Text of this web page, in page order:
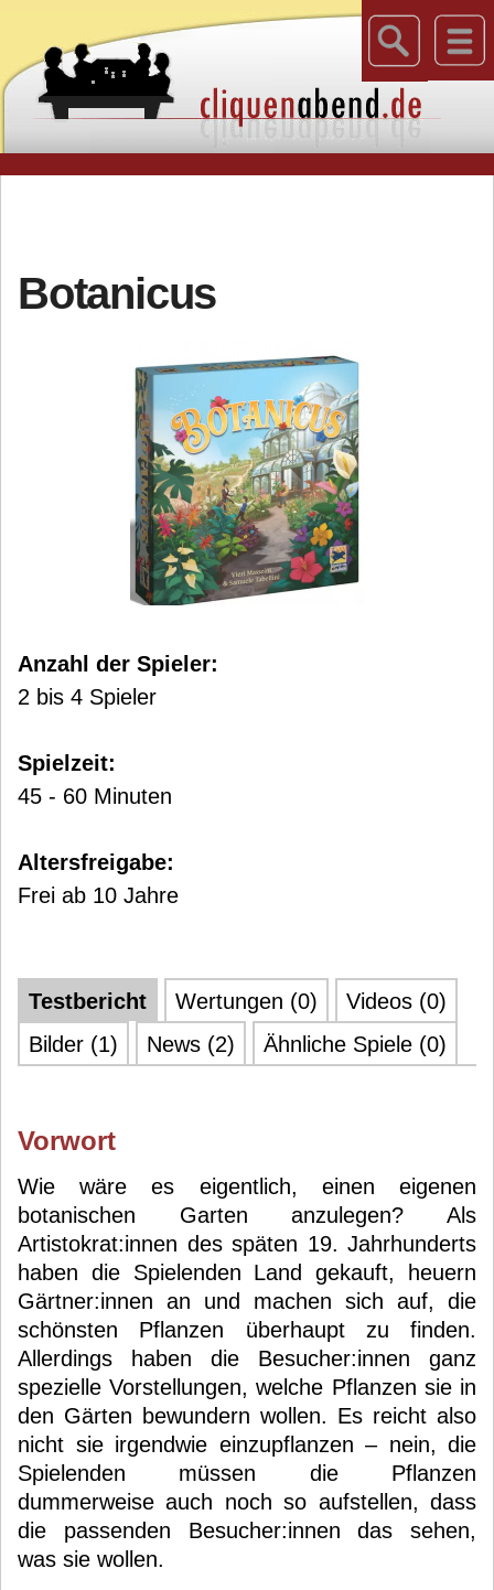
Botanicus
Anzahl der Spieler:
2 bis 4 Spieler
Spielzeit:
45 - 60 Minuten
Altersfreigabe:
Frei ab 10 Jahre
Testbericht Wertungen (0)
Videos (0)
Bilder (1)
News (2) Ähnliche Spiele (0)
Vorwort
Wie wäre es eigentlich, einen eigenen
botanischen Garten anzulegen? Als
Artistokrat:innen des späten 19. Jahrhunderts
haben die Spielenden Land gekauft, heuern
Gärtner:innen an und machen sich auf, die
schönsten Pflanzen überhaupt zu finden.
Allerdings haben die Besucher:innen ganz
spezielle Vorstellungen, welche Pflanzen sie in
den Gärten bewundern wollen. Es reicht also
nicht sie irgendwie einzupflanzen – nein, die
Spielenden müssen die Pflanzen
dummerweise auch noch so aufstellen, dass
die passenden Besucher:innen das sehen,
was sie wollen.